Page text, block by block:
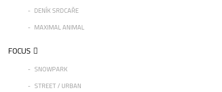
DENÍK SRDCAŘE
MAXIMAL ANIMAL
FOCUS
SNOWPARK
STREET / URBAN